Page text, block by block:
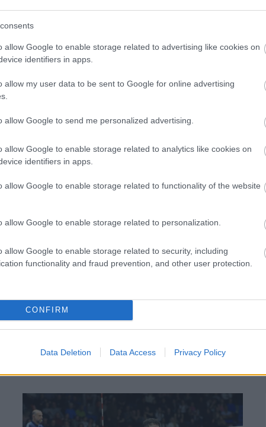
allow Google to enable storage related to advertising like cookies on
identifiers in apps.
allow my user data to be sent to Google for online advertising
allow Google to send me personalized advertising.
allow Google to enable storage related to analytics like cookies on
identifiers in apps.
allow Google to enable storage related to functionality of the website
allow Google to enable storage related to personalization.
allow Google to enable storage related to security, including
functionality and fraud prevention, and other user protection.
CONFIRM
Data Deletion Data Access Privacy Policy